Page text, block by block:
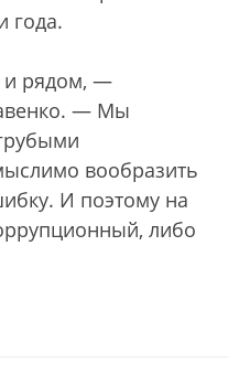
года.
и рядом, —
— Мы
вообразить
И поэтому на
либо